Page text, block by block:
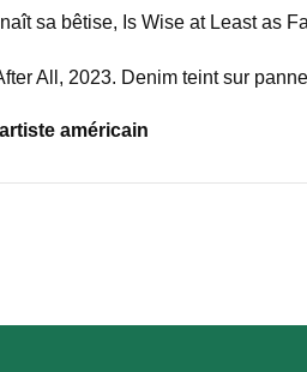
sa bêtise, Is Wise at Least as
All, 2023. Denim teint sur
américain